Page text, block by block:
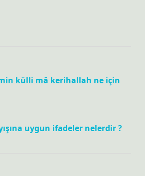
külli mâ kerihallah ne için
uygun ifadeler nelerdir ?